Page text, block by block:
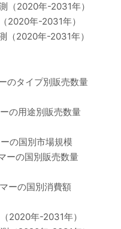
（2020年-2031年）
2020年-2031年）
（2020年-2031年）
のタイプ別販売数量
の用途別販売数量
の国別市場規模
ーの国別販売数量
ーの国別消費額
2020年-2031年）